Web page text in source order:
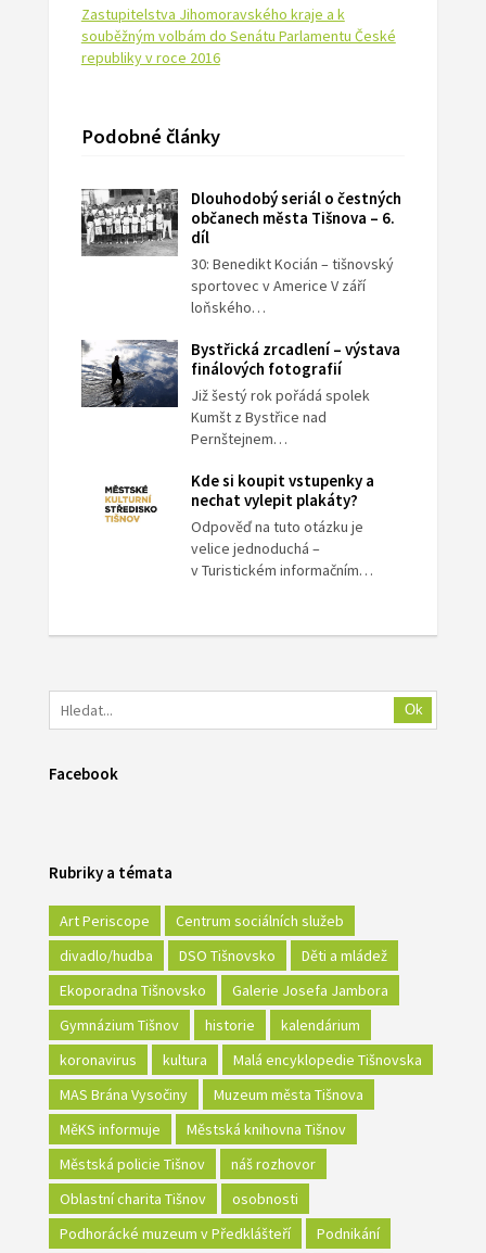
Zastupitelstva Jihomoravského kraje a k
souběžným volbám do Senátu Parlamentu České
republiky v roce 2016
Podobné články
Dlouhodobý seriál o čestných
občanech města Tišnova – 6.
díl
30: Benedikt Kocián – tišnovský
sportovec v Americe V září
loňského…
Bystřická zrcadlení – výstava
finálových fotografií
Již šestý rok pořádá spolek
Kumšt z Bystřice nad
Pernštejnem…
Kde si koupit vstupenky a
nechat vylepit plakáty?
Odpověď na tuto otázku je
velice jednoduchá –
v Turistickém informačním…
Ok
Facebook
Rubriky a témata
Art Periscope
Centrum sociálních služeb
divadlo/hudba
DSO Tišnovsko
Děti a mládež
Ekoporadna Tišnovsko
Galerie Josefa Jambora
Gymnázium Tišnov
historie
kalendárium
koronavirus
kultura
Malá encyklopedie Tišnovska
MAS Brána Vysočiny
Muzeum města Tišnova
MěKS informuje
Městská knihovna Tišnov
Městská policie Tišnov
náš rozhovor
Oblastní charita Tišnov
osobnosti
Podhorácké muzeum v Předklášteří
Podnikání